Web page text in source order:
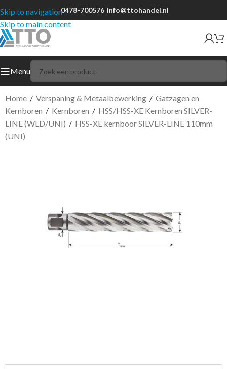
Skip to navigation
Skip to main content
0478-700576 info@ttohandel.nl
Menu
Home / Verspaning & Metaalbewerking / Gatzagen en
Kernboren / Kernboren / HSS/HSS-XE Kernboren SILVER-
LINE (WLD/UNI) / HSS-XE kernboor SILVER-LINE 110mm
(UNI)